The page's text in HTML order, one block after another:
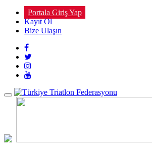
Portala Giriş Yap
Kayıt Ol
Bize Ulaşın
Toggle
navigation